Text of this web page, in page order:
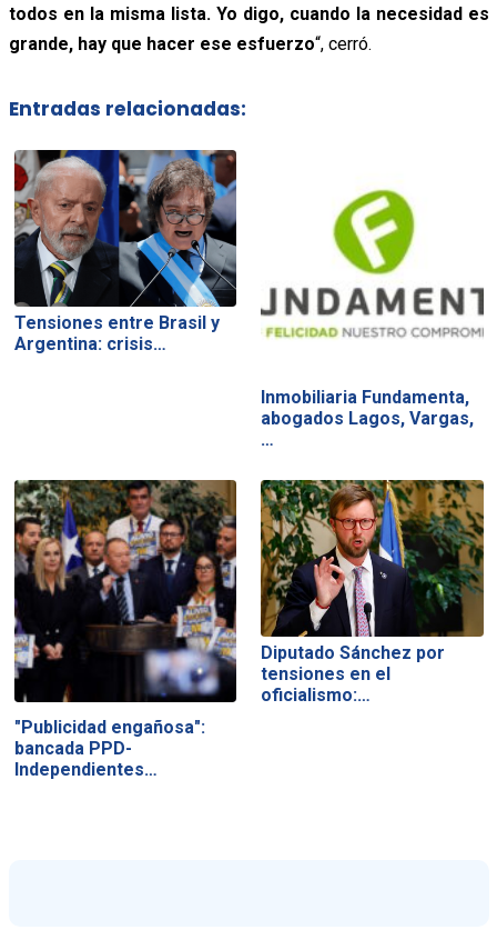
todos en la misma lista. Yo digo, cuando la necesidad es
grande, hay que hacer ese esfuerzo“, cerró.
Entradas relacionadas:
Tensiones entre Brasil y
Argentina: crisis…
Inmobiliaria Fundamenta,
abogados Lagos, Vargas,
…
"Publicidad engañosa":
bancada PPD-
Independientes…
Diputado Sánchez por
tensiones en el
oficialismo:…